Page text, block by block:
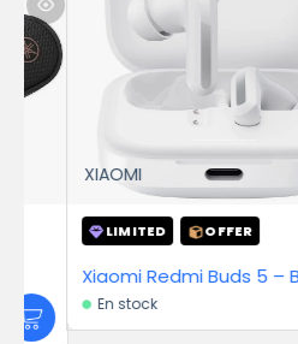
XIAOMI
LIMITED OFFER
Xiaomi Redmi Buds 5 – Blanc
En stock